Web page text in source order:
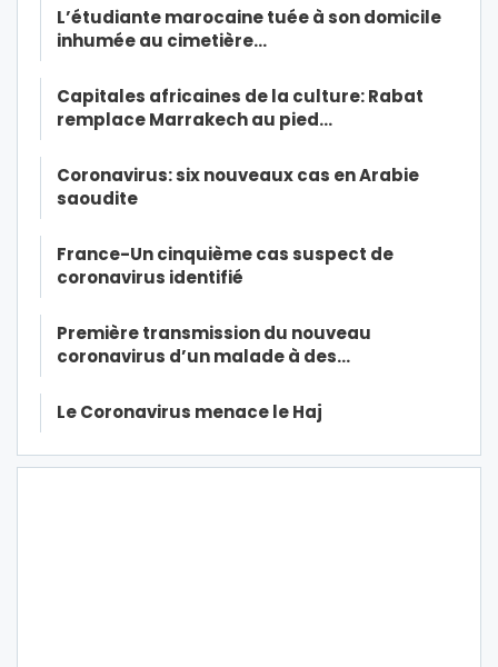
L’étudiante marocaine tuée à son domicile
inhumée au cimetière…
Capitales africaines de la culture: Rabat
remplace Marrakech au pied…
Coronavirus: six nouveaux cas en Arabie
saoudite
France-Un cinquième cas suspect de
coronavirus identifié
Première transmission du nouveau
coronavirus d’un malade à des…
Le Coronavirus menace le Haj